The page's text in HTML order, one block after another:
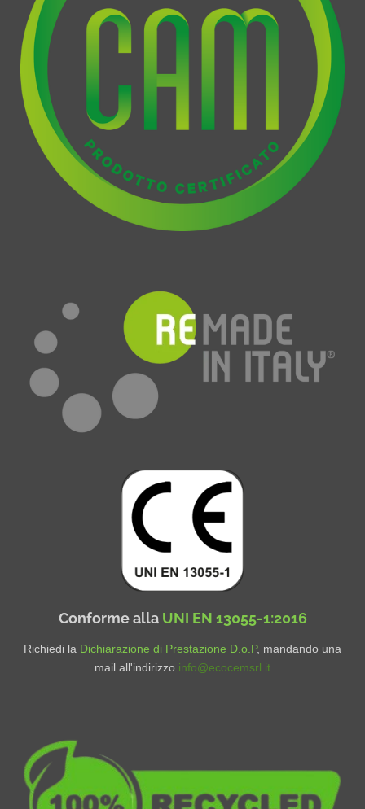
Conforme alla UNI EN 13055-1:2016
Richiedi la Dichiarazione di Prestazione D.o.P, mandando una
mail all'indirizzo info@ecocemsrl.it